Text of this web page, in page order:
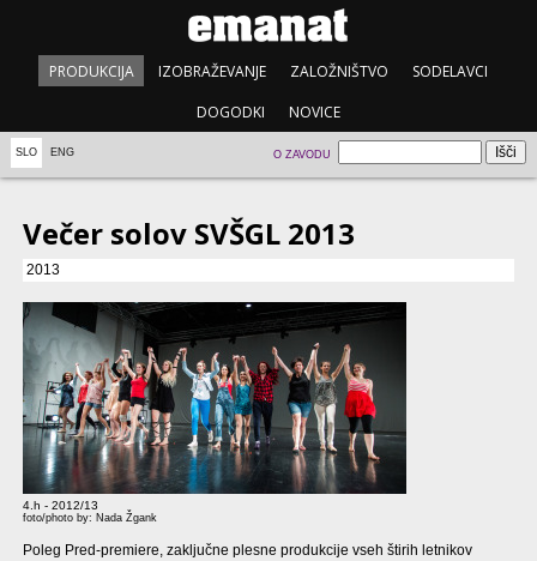
PRODUKCIJA IZOBRAŽEVANJE ZALOŽNIŠTVO SODELAVCI
DOGODKI NOVICE
SLO ENG O ZAVODU
Večer solov SVŠGL 2013
2013
4.h - 2012/13
foto/photo by: Nada Žgank
Poleg Pred-premiere, zaključne plesne produkcije vseh štirih letnikov